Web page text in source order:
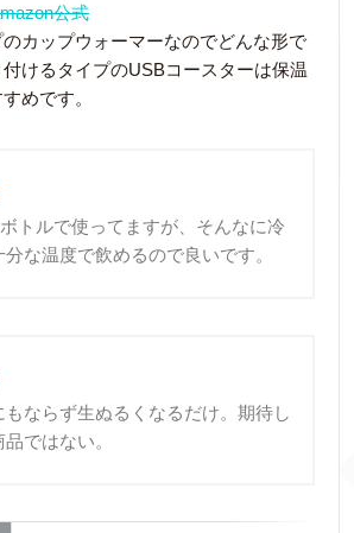
公式
カップウォーマーなのでどんな形で
けるタイプのUSBコースターは保温
めです。
トルで使ってますが、そんなに冷
な温度で飲めるので良いです。
ならず生ぬるくなるだけ。期待し
ではない。